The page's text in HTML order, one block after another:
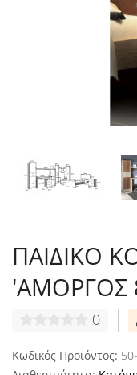
ΠΑΙΔΙΚΟ
'ΑΜΟΡΓΟΣ
0
Κωδικός Προϊόντος: